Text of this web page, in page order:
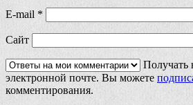
E-mail *
Сайт
Получать
электронной почте. Вы можете
комментирования.